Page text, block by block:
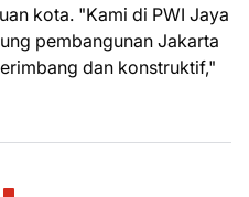
kota. "Kami di PWI Jaya
pembangunan Jakarta
dan konstruktif,"